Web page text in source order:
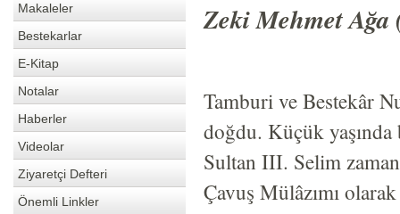
Makaleler
Bestekarlar
E-Kitap
Notalar
Haberler
Videolar
Ziyaretçi Defteri
Önemli Linkler
Zeki Mehmet Ağa
Tamburi ve Bestekâr
doğdu. Küçük yaşında
Sultan III. Selim
Çavuş Mülâzımı olarak